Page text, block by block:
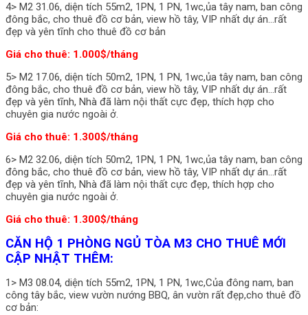
4> M2 31.06, diện tích 55m2, 1PN, 1 PN, 1wc,ủa tây nam, ban công
đông bắc, cho thuê đồ cơ bản, view hồ tây, VIP nhất dự án…rất
đẹp và yên tĩnh cho thuê đồ cơ bản
Giá cho thuê: 1.000$/tháng
5> M2 17.06, diện tích 50m2, 1PN, 1 PN, 1wc,ủa tây nam, ban công
đông bắc, cho thuê đồ cơ bản, view hồ tây, VIP nhất dự án…rất
đẹp và yên tĩnh, Nhà đã làm nội thất cực đẹp, thích hợp cho
chuyên gia nước ngoài ở.
Giá cho thuê: 1.300$/tháng
6> M2 32.06, diện tích 50m2, 1PN, 1 PN, 1wc,ủa tây nam, ban công
đông bắc, cho thuê đồ cơ bản, view hồ tây, VIP nhất dự án…rất
đẹp và yên tĩnh, Nhà đã làm nội thất cực đẹp, thích hợp cho
chuyên gia nước ngoài ở.
Giá cho thuê: 1.300$/tháng
CĂN HỘ 1 PHÒNG NGỦ TÒA M3 CHO THUÊ MỚI
CẬP NHẬT THÊM:
1> M3 08.04, diện tích 55m2, 1PN, 1 PN, 1wc,Của đông nam, ban
công tây bắc, view vườn nướng BBQ, ân vườn rất đẹp,cho thuê đồ
cơ bản: